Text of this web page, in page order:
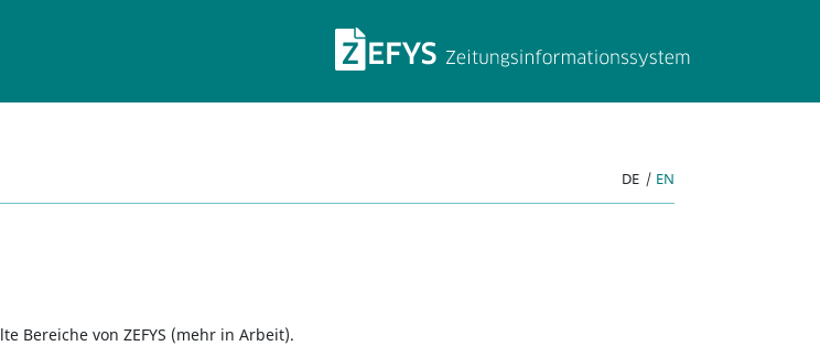
ZEFYS
DE | EN
Bereiche von ZEFYS (mehr in Arbeit).